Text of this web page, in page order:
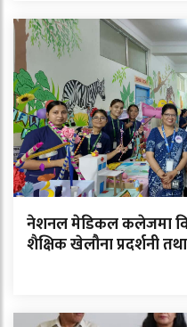
नेशनल मेडिकल कलेजमा
शैक्षिक खेलौना प्रदर्शनी